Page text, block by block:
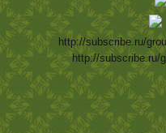
http://subscribe.ru/
http://subscribe.ru/